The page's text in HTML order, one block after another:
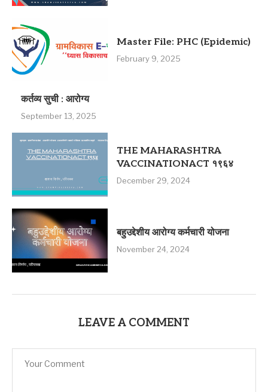
Master File: PHC (Epidemic)
February 9, 2025
कर्तव्य सुची : आरोग्य
September 13, 2025
THE MAHARASHTRA
VACCINATIONACT १९६४
December 29, 2024
बहुउद्देशीय आरोग्य कर्मचारी योजना
November 24, 2024
LEAVE A COMMENT